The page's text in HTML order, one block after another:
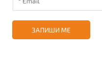
ЗАПИШИ МЕ